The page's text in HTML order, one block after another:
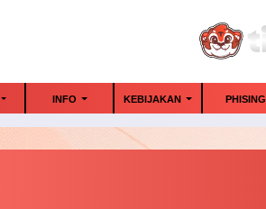
INFO KEBIJAKAN PHISING